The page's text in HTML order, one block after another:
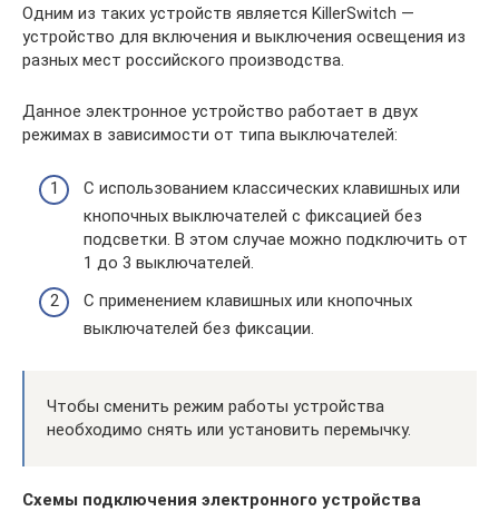
Одним из таких устройств является KillerSwitch —
устройство для включения и выключения освещения из
разных мест российского производства.
Данное электронное устройство работает в двух
режимах в зависимости от типа выключателей:
С использованием классических клавишных или
кнопочных выключателей с фиксацией без
подсветки. В этом случае можно подключить от
1 до 3 выключателей.
С применением клавишных или кнопочных
выключателей без фиксации.
Чтобы сменить режим работы устройства
необходимо снять или установить перемычку.
Схемы подключения электронного устройства